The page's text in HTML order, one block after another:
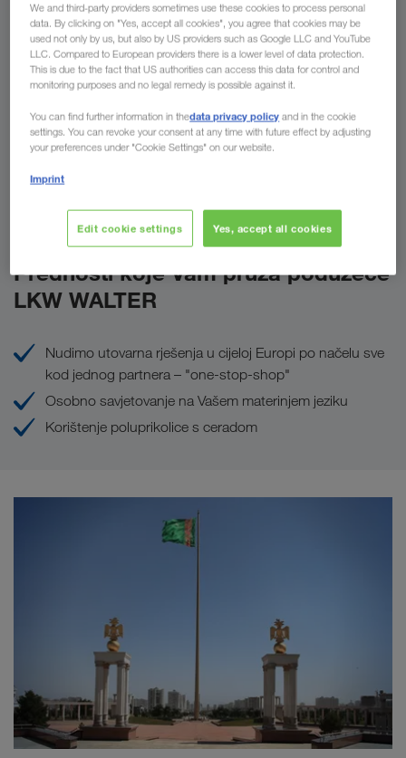
Za
Država
Pošaljite upit
Prednosti koje Vam pruža poduzeće
LKW WALTER
Nudimo utovarna rješenja u cijeloj Europi po načelu sve
kod jednog partnera – "one-stop-shop"
Osobno savjetovanje na Vašem materinjem jeziku
Korištenje poluprikolice s ceradom
We and third-party providers sometimes use these cookies to process personal
data. By clicking on "Yes, accept all cookies", you agree that cookies may be
used not only by us, but also by US providers such as Google LLC and YouTube
LLC. Compared to European providers there is a lower level of data protection.
This is due to the fact that US authorities can access this data for control and
monitoring purposes and no legal remedy is possible against it.
You can find further information in thedata privacy policy and in the cookie
settings. You can revoke your consent at any time with future effect by adjusting
your preferences under "Cookie Settings" on our website.
Imprint
Edit cookie settings Yes, accept all cookies